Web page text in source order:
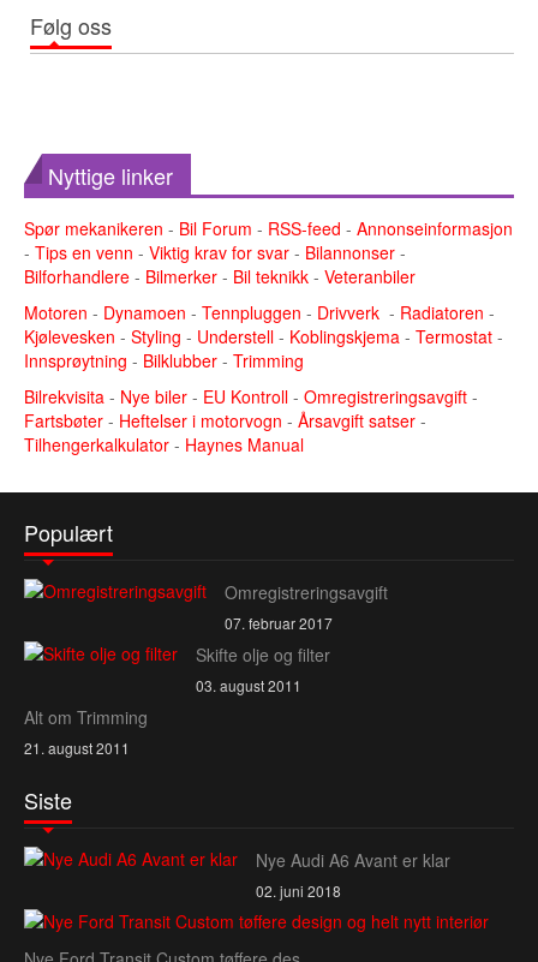
Følg oss
Nyttige linker
Spør mekanikeren - Bil Forum - RSS-feed - Annonseinformasjon
- Tips en venn - Viktig krav for svar - Bilannonser -
Bilforhandlere - Bilmerker - Bil teknikk - Veteranbiler
Motoren - Dynamoen - Tennpluggen - Drivverk - Radiatoren -
Kjølevesken - Styling - Understell - Koblingskjema - Termostat -
Innsprøytning - Bilklubber - Trimming
Bilrekvisita - Nye biler - EU Kontroll - Omregistreringsavgift -
Fartsbøter - Heftelser i motorvogn - Årsavgift satser -
Tilhengerkalkulator - Haynes Manual
Populært
Omregistreringsavgift
07. februar 2017
Skifte olje og filter
03. august 2011
Alt om Trimming
21. august 2011
Siste
Nye Audi A6 Avant er klar
02. juni 2018